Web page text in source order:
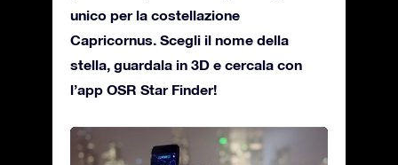
unico per la costellazione
Capricornus. Scegli il nome della
stella, guardala in 3D e cercala con
l’app OSR Star Finder!